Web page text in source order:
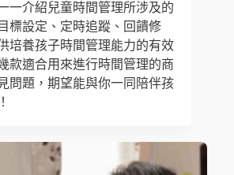
一介紹兒童時間管理所涉及的
標設定、定時追蹤、回饋修
培養孩子時間管理能力的有效
款適合用來進行時間管理的商
問題，期望能與你一同陪伴孩